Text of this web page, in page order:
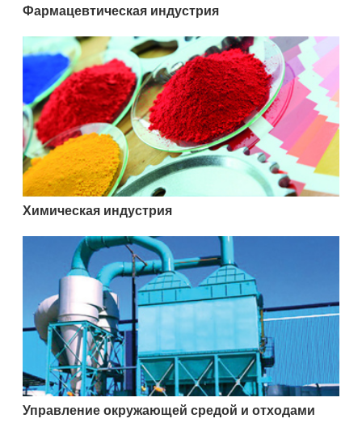
Фармацевтическая индустрия
Химическая индустрия
Управление окружающей средой и отходами